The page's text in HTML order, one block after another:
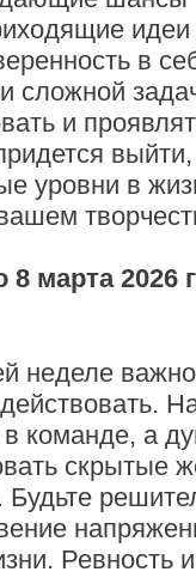
идеи
в
сложной
и
уровни в
марта 2026
неделе важно
команде, а
скрытые
Ревность